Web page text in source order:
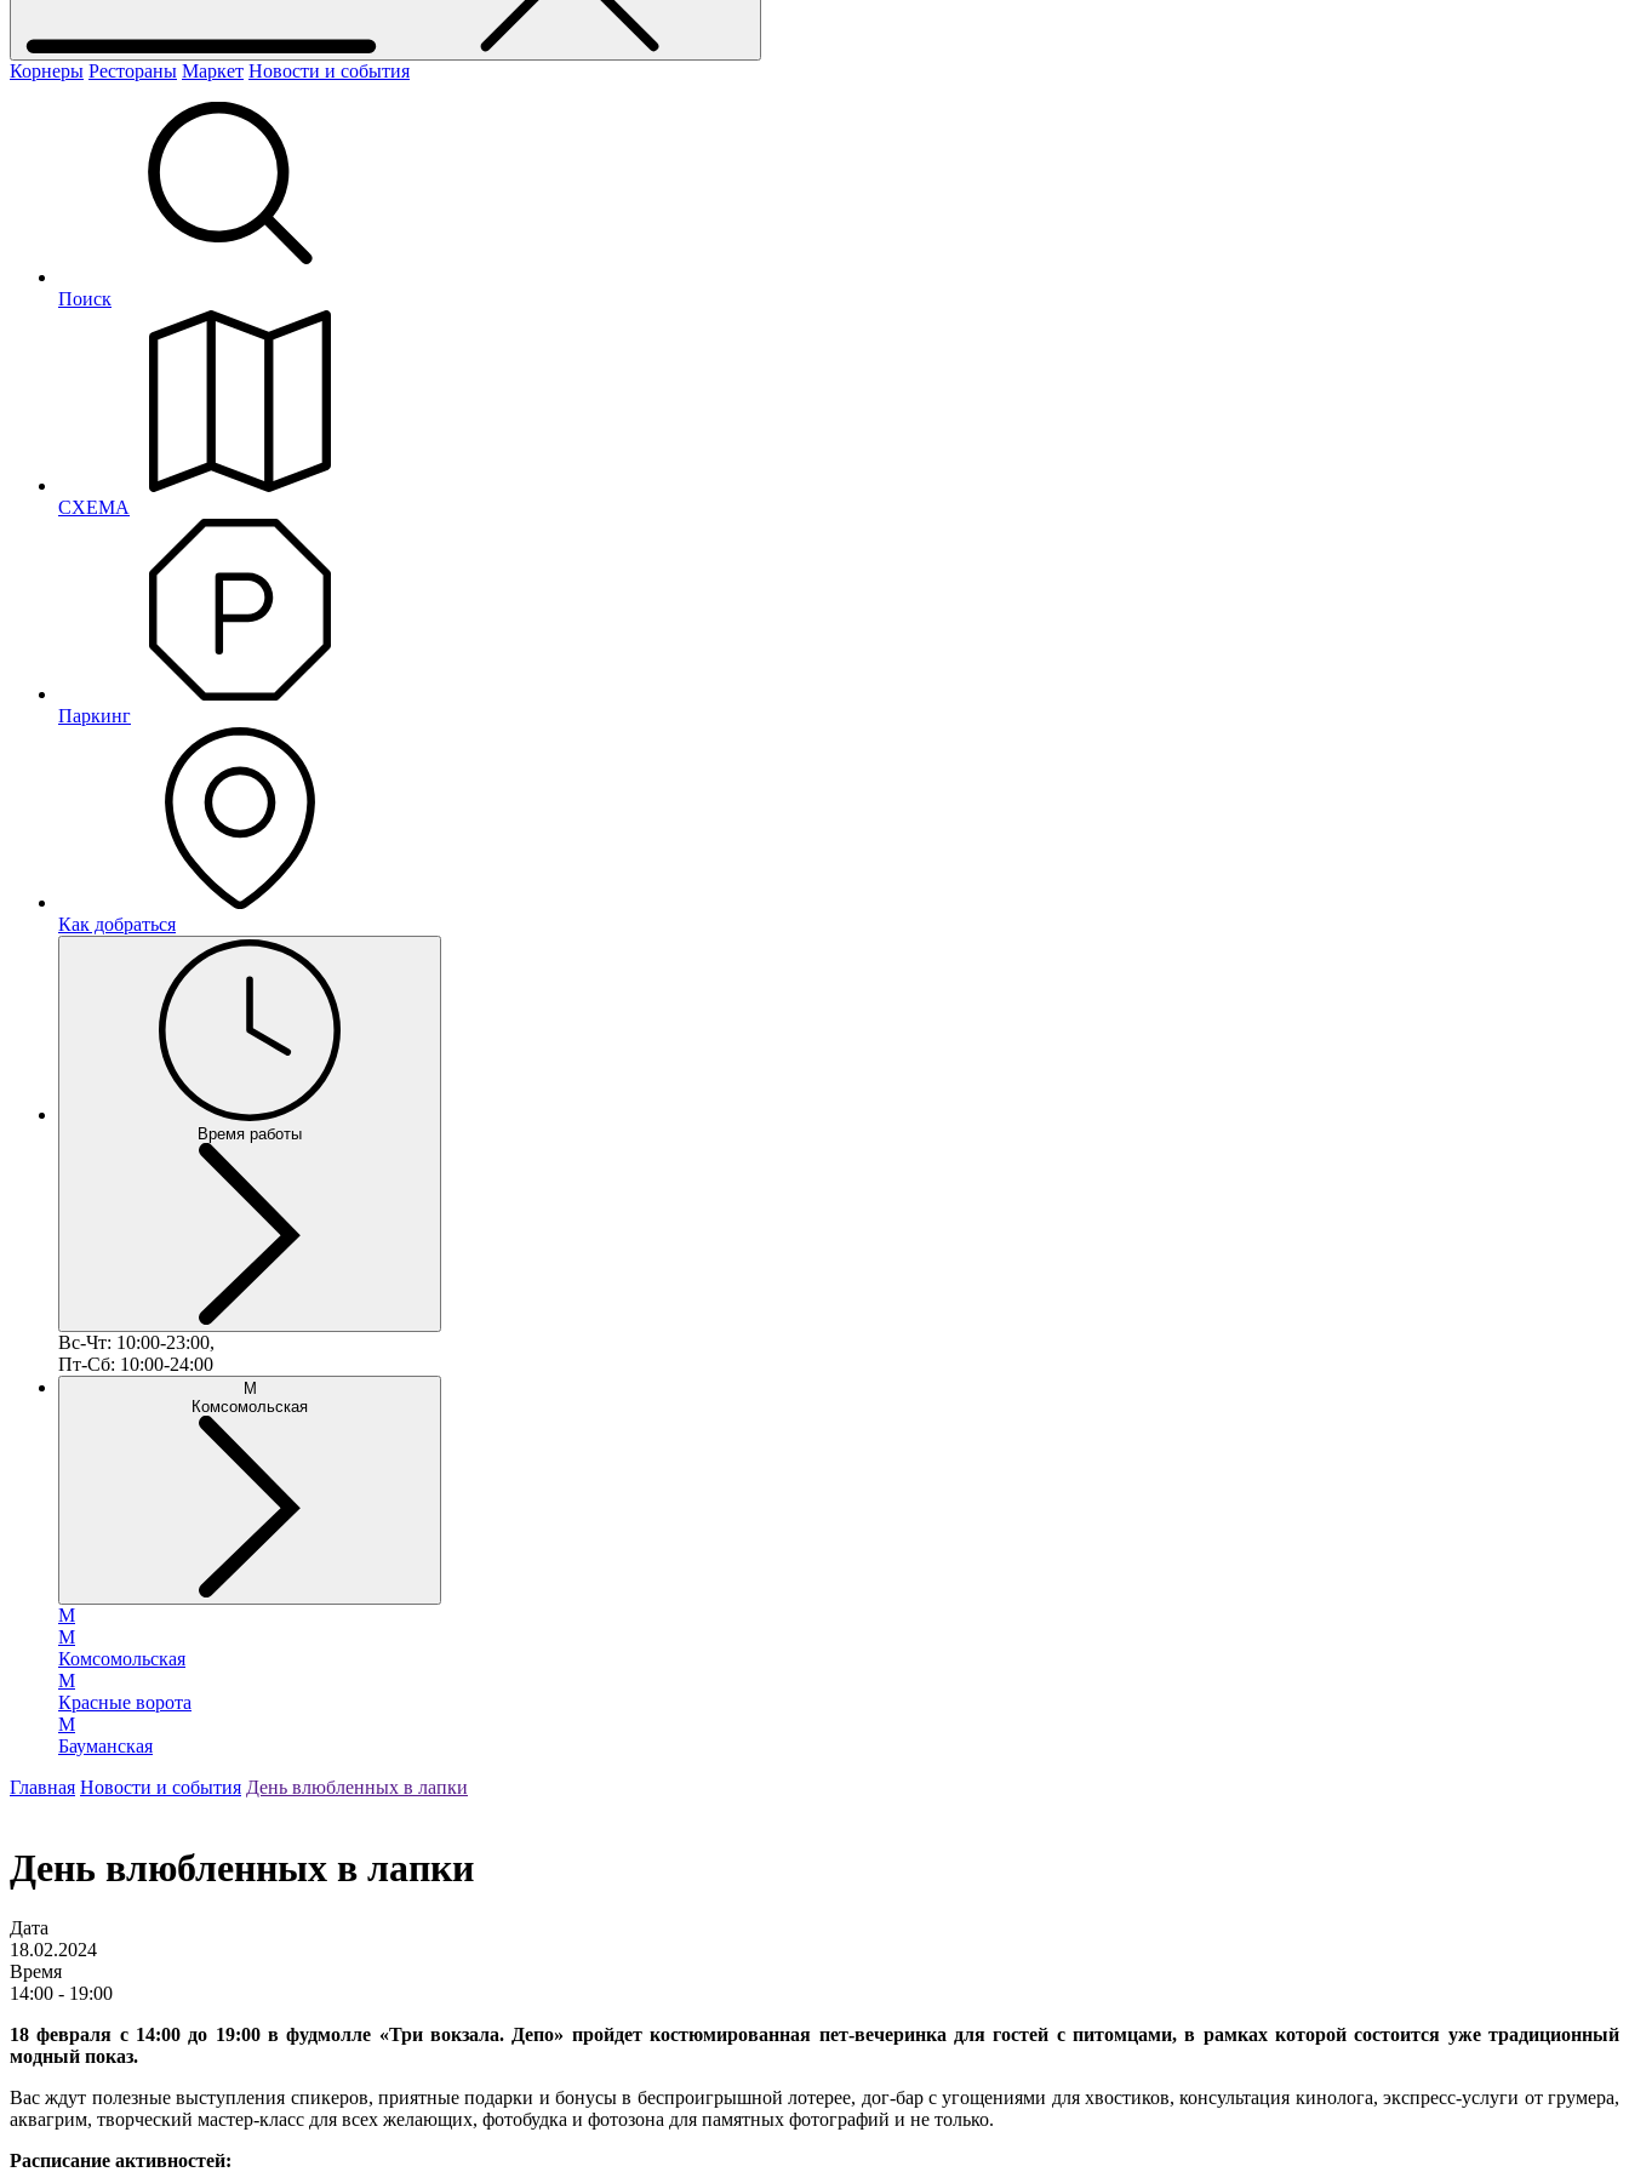
Корнеры Рестораны Маркет Новости и события
Поиск
СХЕМА
Паркинг
Как добраться
Время работы
Вс-Чт: 10:00-23:00,
Пт-Сб: 10:00-24:00
М
Комсомольская
М
М
Комсомольская
М
Красные ворота
М
Бауманская
Главная Новости и события День влюбленных в лапки
День влюбленных в лапки
Дата
18.02.2024
Время
14:00 - 19:00
18 февраля с 14:00 до 19:00 в фудмолле «Три вокзала. Депо» пройдет костюмированная пет-вечеринка для гостей с питомцами, в рамках которой состоится уже традиционный
модный показ.
Вас ждут полезные выступления спикеров, приятные подарки и бонусы в беспроигрышной лотерее, дог-бар с угощениями для хвостиков, консультация кинолога, экспресс-услуги от грумера,
аквагрим, творческий мастер-класс для всех желающих, фотобудка и фотозона для памятных фотографий и не только.
Расписание активностей: